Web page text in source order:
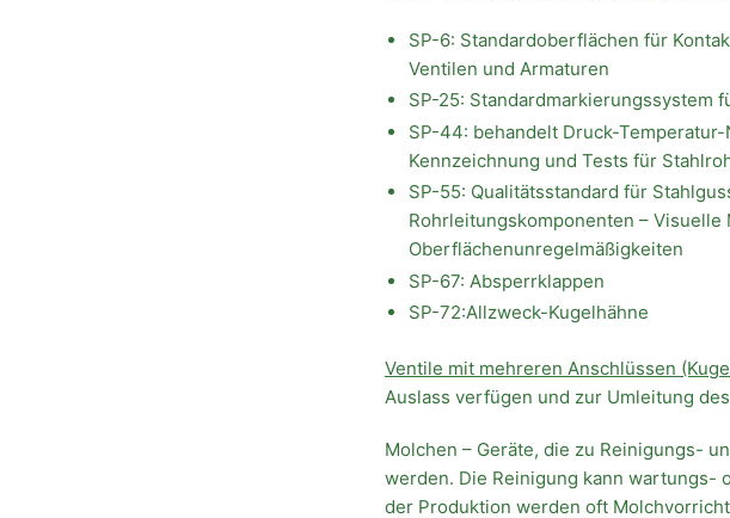
SP-6: Standardoberflächen für
Ventilen und Armaturen
SP-25: Standardmarkierungssystem
SP-44: behandelt Druck-
Kennzeichnung und Tests für
SP-55: Qualitätsstandard für
Rohrleitungskomponenten –
Oberflächenunregelmäßigkeiten
SP-67: Absperrklappen
SP-72:Allzweck-Kugelhähne
Ventile mit mehreren Anschlüssen
Auslass verfügen und zur Umleitung
Molchen – Geräte, die zu Reinigungs-
werden. Die Reinigung kann wartungs-
der Produktion werden oft